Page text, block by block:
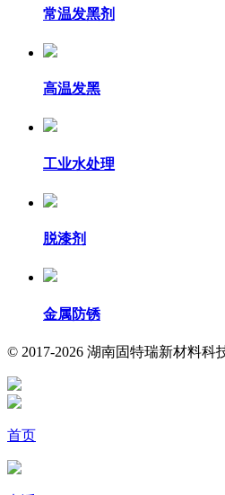
常温发黑剂
高温发黑
工业水处理
脱漆剂
金属防锈
© 2017-2026 湖南固特瑞新材料科
首页